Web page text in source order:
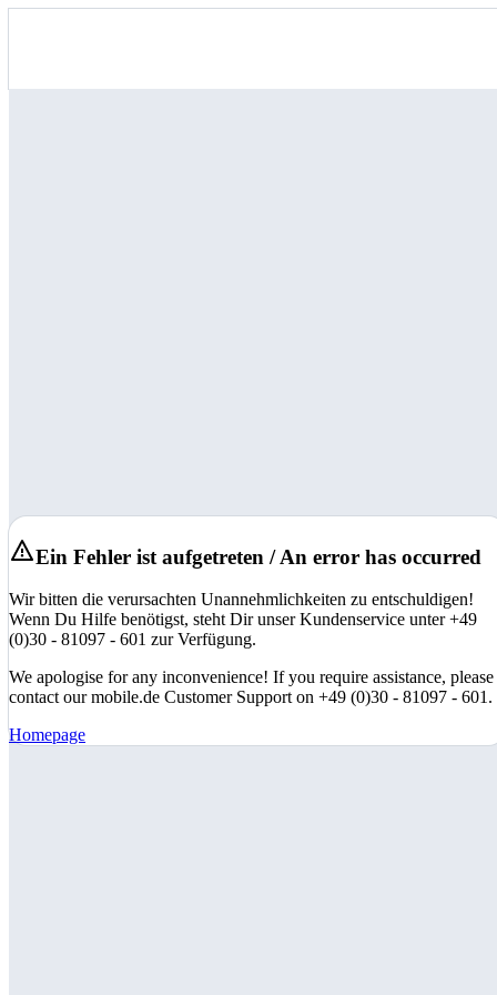
Ein Fehler ist aufgetreten / An error has occurred
Wir bitten die verursachten Unannehmlichkeiten zu entschuldigen!
Wenn Du Hilfe benötigst, steht Dir unser Kundenservice unter +49
(0)30 - 81097 - 601 zur Verfügung.
We apologise for any inconvenience! If you require assistance, please
contact our mobile.de Customer Support on +49 (0)30 - 81097 - 601.
Homepage